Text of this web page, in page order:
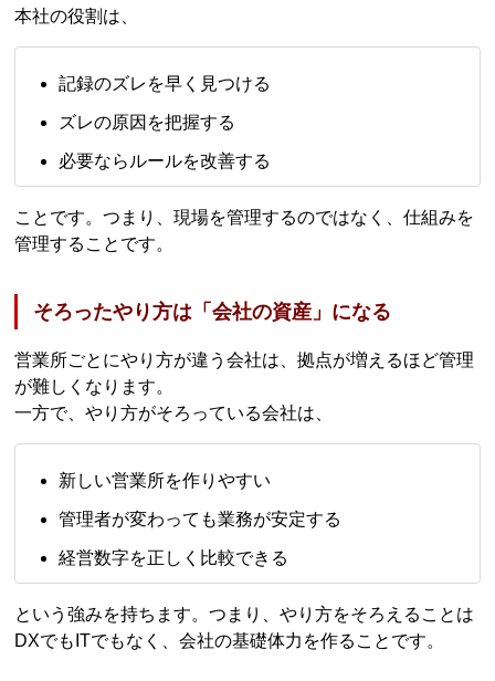
本社の役割は、
記録のズレを早く見つける
ズレの原因を把握する
必要ならルールを改善する
ことです。つまり、現場を管理するのではなく、仕組みを
管理することです。
そろったやり方は「会社の資産」になる
営業所ごとにやり方が違う会社は、拠点が増えるほど管理
が難しくなります。
一方で、やり方がそろっている会社は、
新しい営業所を作りやすい
管理者が変わっても業務が安定する
経営数字を正しく比較できる
という強みを持ちます。つまり、やり方をそろえることは
DXでもITでもなく、会社の基礎体力を作ることです。